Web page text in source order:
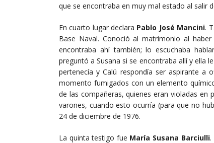
que se encontraba en muy mal estado al salir
En cuarto lugar declara Pablo José Mancini.
Base Naval. Conoció al matrimonio al
encontraba ahí también; lo escuchaba
preguntó a Susana si se encontraba allí y ella
pertenecía y Calú respondía ser aspirante
momento fumigados con un elemento
de las compañeras, quienes eran violadas
varones, cuando esto ocurría (para que no
24 de diciembre de 1976.
La quinta testigo fue María Susana Barciulli.